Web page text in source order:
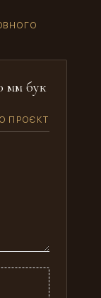
мм бук
ПРОЄКТ